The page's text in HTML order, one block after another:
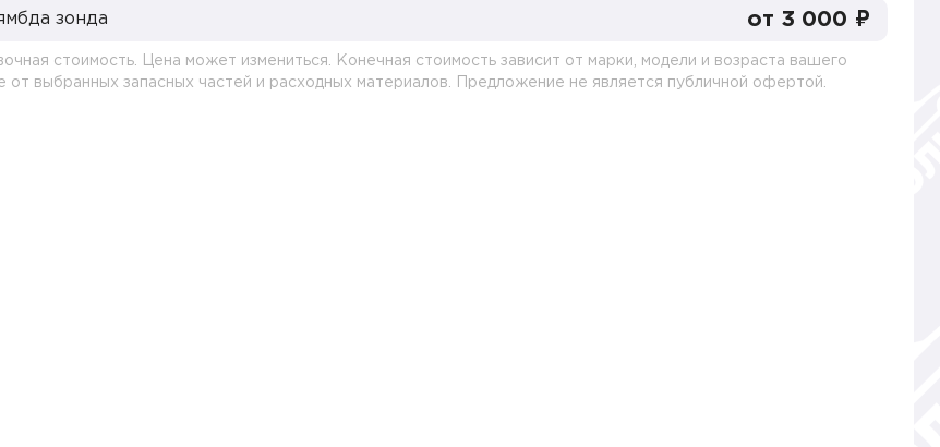
зонда от 3 000 ₽
стоимость. Цена может измениться. Конечная стоимость зависит от марки, модели и возраста вашего
от выбранных запасных частей и расходных материалов. Предложение не является публичной офертой.